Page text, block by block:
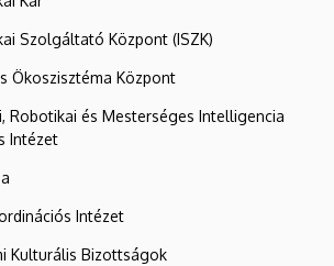
Szolgáltató Központ (ISZK)
Ökoszisztéma Központ
Robotikai és Mesterséges Intelligencia
Intézet
Intézet
Kulturális Bizottságok